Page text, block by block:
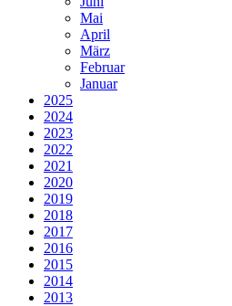
Mai
April
März
Februar
Januar
2025
2024
2023
2022
2021
2020
2019
2018
2017
2016
2015
2014
2013